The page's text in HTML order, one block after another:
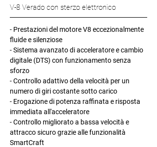
V-8 Verado con sterzo elettronico
- Prestazioni del motore V8 eccezionalmente
fluide e silenziose
- Sistema avanzato di acceleratore e cambio
digitale (DTS) con funzionamento senza
sforzo
- Controllo adattivo della velocità per un
numero di giri costante sotto carico
- Erogazione di potenza raffinata e risposta
immediata all'acceleratore
- Controllo migliorato a bassa velocità e
attracco sicuro grazie alle funzionalità
SmartCraft